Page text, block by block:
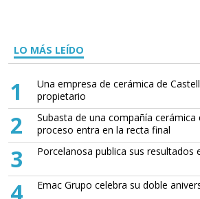
LO MÁS LEÍDO
1
Una empresa de cerámica de
propietario
2
Subasta de una compañía cerámica
proceso entra en la recta final
3 Porcelanosa publica sus resultados
4 Emac Grupo celebra su doble